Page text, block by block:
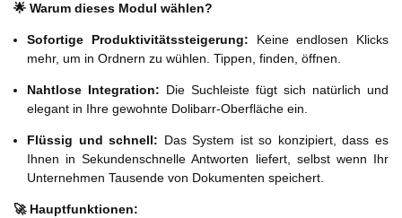
🌟 Warum dieses Modul wählen?
Sofortige Produktivitätssteigerung: Keine endlosen Klicks
mehr, um in Ordnern zu wühlen. Tippen, finden, öffnen.
Nahtlose Integration: Die Suchleiste fügt sich natürlich und
elegant in Ihre gewohnte Dolibarr-Oberfläche ein.
Flüssig und schnell: Das System ist so konzipiert, dass es
Ihnen in Sekundenschnelle Antworten liefert, selbst wenn Ihr
Unternehmen Tausende von Dokumenten speichert.
🚀 Hauptfunktionen: